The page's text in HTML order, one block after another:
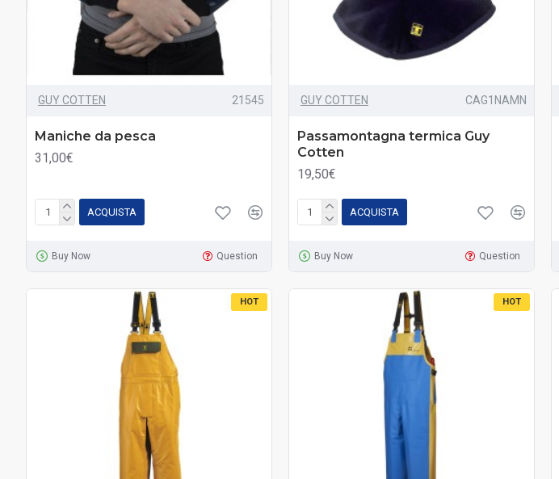
GUY COTTEN 21545
Maniche da pesca
31,00€
ACQUISTA
Buy Now Question
GUY COTTEN CAG1NAMN
Passamontagna termica Guy
Cotten
19,50€
ACQUISTA
Buy Now Question
HOT HOT